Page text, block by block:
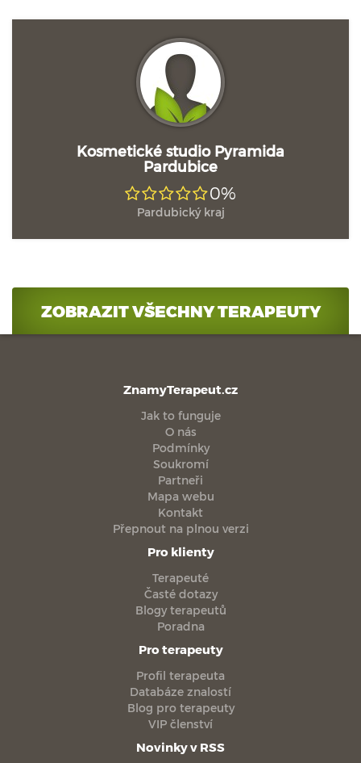
Kosmetické studio Pyramida
Pardubice
0%
Pardubický kraj
ZOBRAZIT VŠECHNY TERAPEUTY
ZnamyTerapeut.cz
Jak to funguje
O nás
Podmínky
Soukromí
Partneři
Mapa webu
Kontakt
Přepnout na plnou verzi
Pro klienty
Terapeuté
Časté dotazy
Blogy terapeutů
Poradna
Pro terapeuty
Profil terapeuta
Databáze znalostí
Blog pro terapeuty
VIP členství
Novinky v RSS